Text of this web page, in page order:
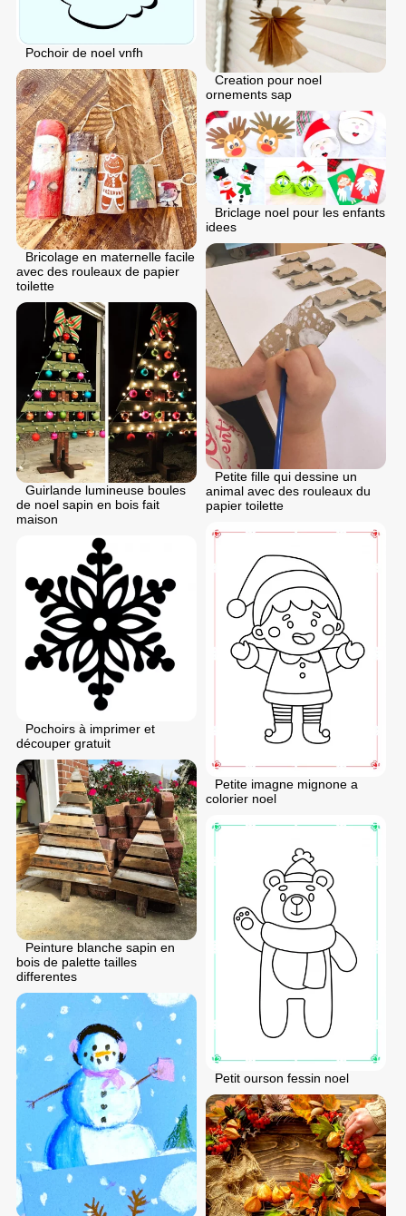
Pochoir de noel vnfh
Creation pour noel
ornements sap
Bricolage en maternelle facile
avec des rouleaux de papier
toilette
Briclage noel pour les enfants
idees
Petite fille qui dessine un
animal avec des rouleaux du
papier toilette
Guirlande lumineuse boules
de noel sapin en bois fait
maison
Petite imagne mignone a
colorier noel
Pochoirs à imprimer et
découper gratuit
Peinture blanche sapin en
bois de palette tailles
differentes
Petit ourson fessin noel